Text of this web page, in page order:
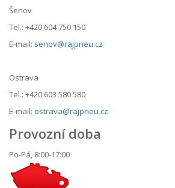
Šenov
Tel.: +420 604 750 150
E-mail: senov@rajpneu.cz
Ostrava
Tel.: +420 603 580 580
E-mail: ostrava@rajpneu.cz
Provozní doba
Po-Pá, 8:00-17:00